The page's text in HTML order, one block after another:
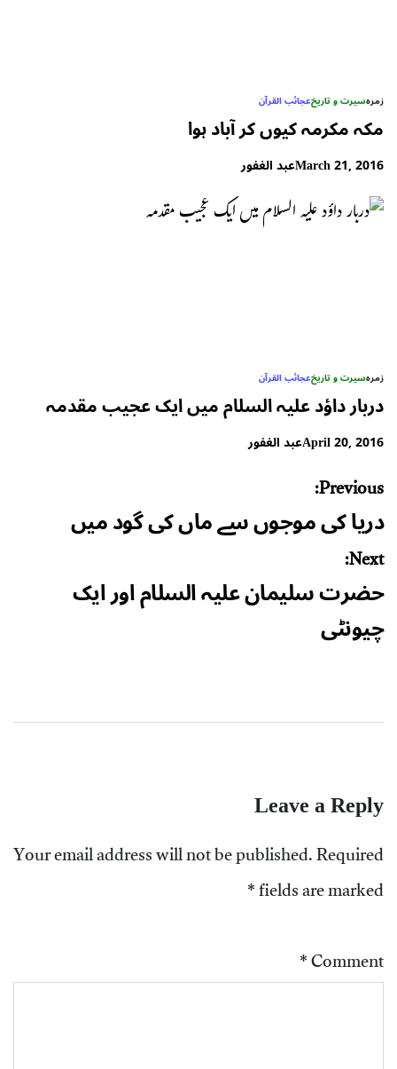
زمرہسیرت و تاریخعجائب القرآن
مکہ مکرمہ کیوں کر آباد ہوا
March 21, 2016عبد الغفور
زمرہسیرت و تاریخعجائب القرآن
دربار داؤد علیہ السلام میں ایک عجیب مقدمہ
April 20, 2016عبد الغفور
Post
navigation
Previous:
دریا کی موجوں سے ماں کی گود میں
Next:
حضرت سلیمان علیہ السلام اور ایک
چیونٹی
Leave a Reply
Your email address will not be published.Required
fields are marked
*
Comment
*